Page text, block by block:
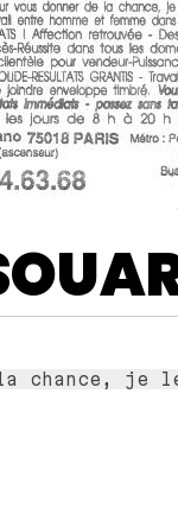
la chance, je